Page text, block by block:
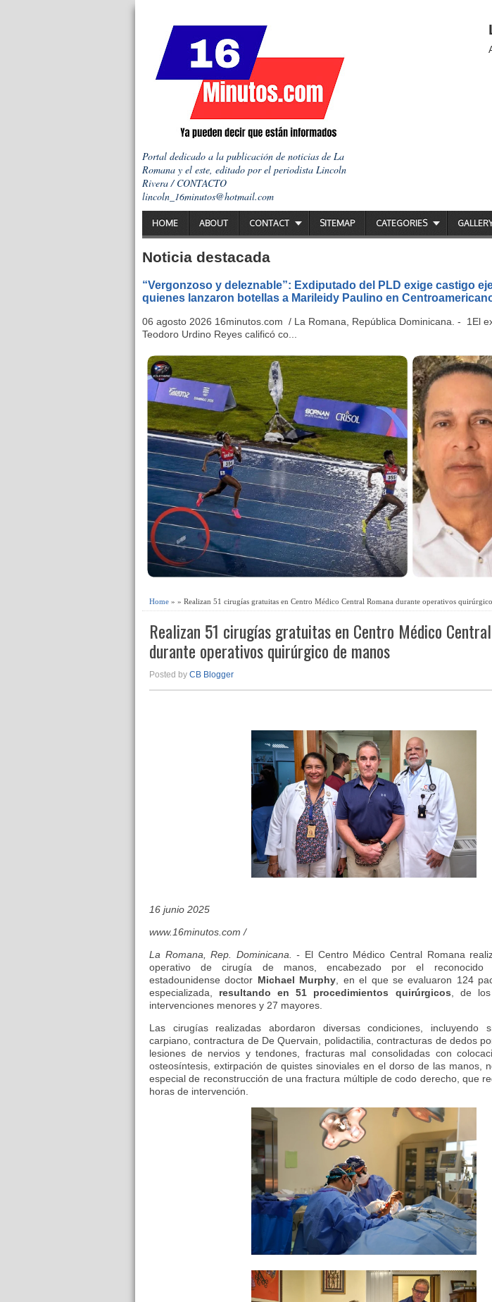
Portal dedicado a la publicación de noticias de La
Romana y el este, editado por el periodista Lincoln
Rivera / CONTACTO
lincoln_16minutos@hotmail.com
HOME ABOUT CONTACT SITEMAP CATEGORIES
Noticia destacada
“Vergonzoso y deleznable”: Exdiputado del PLD exige castigo
quienes lanzaron botellas a Marileidy Paulino en
06 agosto 2026 16minutos.com / La Romana, República Dominicana. - 1El
Teodoro Urdino Reyes calificó co...
Home » » Realizan 51 cirugías gratuitas en Centro Médico Central Romana durante operativos
Realizan 51 cirugías gratuitas en Centro Médico
durante operativos quirúrgico de manos
Posted by CB Blogger
16 junio 2025
www.16minutos.com /
La Romana, Rep. Dominicana. - El Centro Médico Central Romana
operativo de cirugía de manos, encabezado por el reconocido
estadounidense doctor Michael Murphy , en el que se evaluaron 124
especializada, resultando en 51 procedimientos quirúrgicos , de
intervenciones menores y 27 mayores.
Las cirugías realizadas abordaron diversas condiciones, incluyendo
carpiano, contractura de De Quervain, polidactilia, contracturas de dedos
lesiones de nervios y tendones, fracturas mal consolidadas con
osteosíntesis, extirpación de quistes sinoviales en el dorso de las manos,
especial de reconstrucción de una fractura múltiple de codo derecho, que
horas de intervención.